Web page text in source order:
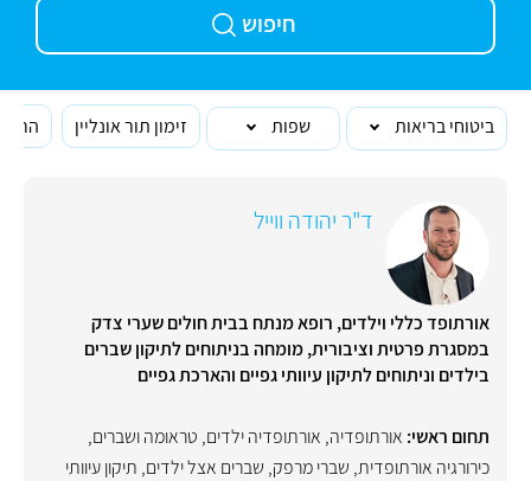
חיפוש
ביטוחי בריאות שפות זימון תור אונליין
ד"ר יהודה ווייל
אורתופד כללי וילדים, רופא מנתח בבית חולים שערי צדק
במסגרת פרטית וציבורית, מומחה בניתוחים לתיקון שברים
בילדים וניתוחים לתיקון עיוותי גפיים והארכת גפיים
תחום ראשי: אורתופדיה, אורתופדיה ילדים, טראומה ושברים,
כירורגיה אורתופדית, שברי מרפק, שברים אצל ילדים, תיקון עיוותי